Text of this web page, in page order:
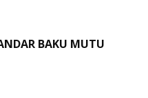
BAKU MUTU